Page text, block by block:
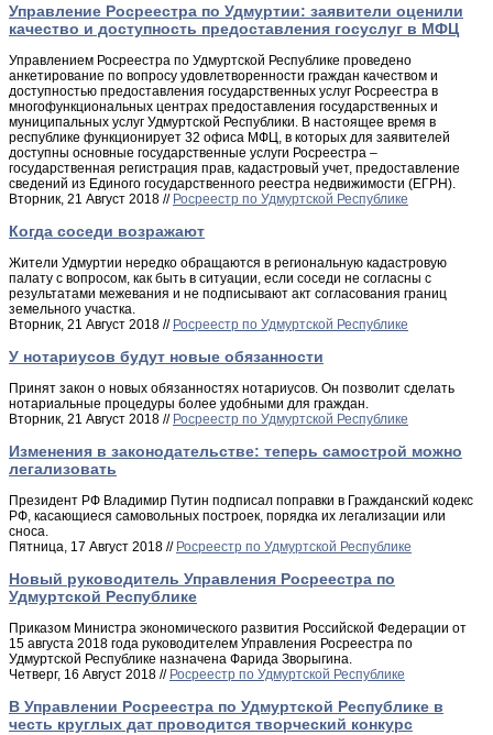
Управление Росреестра по Удмуртии: заявители оценили
качество и доступность предоставления госуслуг в МФЦ
Управлением Росреестра по Удмуртской Республике проведено
анкетирование по вопросу удовлетворенности граждан качеством и
доступностью предоставления государственных услуг Росреестра в
многофункциональных центрах предоставления государственных и
муниципальных услуг Удмуртской Республики. В настоящее время в
республике функционирует 32 офиса МФЦ, в которых для заявителей
доступны основные государственные услуги Росреестра –
государственная регистрация прав, кадастровый учет, предоставление
сведений из Единого государственного реестра недвижимости (ЕГРН).
Вторник, 21 Август 2018 // Росреестр по Удмуртской Республике
Когда соседи возражают
Жители Удмуртии нередко обращаются в региональную кадастровую
палату с вопросом, как быть в ситуации, если соседи не согласны с
результатами межевания и не подписывают акт согласования границ
земельного участка.
Вторник, 21 Август 2018 // Росреестр по Удмуртской Республике
У нотариусов будут новые обязанности
Принят закон о новых обязанностях нотариусов. Он позволит сделать
нотариальные процедуры более удобными для граждан.
Вторник, 21 Август 2018 // Росреестр по Удмуртской Республике
Изменения в законодательстве: теперь самострой можно
легализовать
Президент РФ Владимир Путин подписал поправки в Гражданский кодекс
РФ, касающиеся самовольных построек, порядка их легализации или
сноса.
Пятница, 17 Август 2018 // Росреестр по Удмуртской Республике
Новый руководитель Управления Росреестра по
Удмуртской Республике
Приказом Министра экономического развития Российской Федерации от
15 августа 2018 года руководителем Управления Росреестра по
Удмуртской Республике назначена Фарида Зворыгина.
Четверг, 16 Август 2018 // Росреестр по Удмуртской Республике
В Управлении Росреестра по Удмуртской Республике в
честь круглых дат проводится творческий конкурс